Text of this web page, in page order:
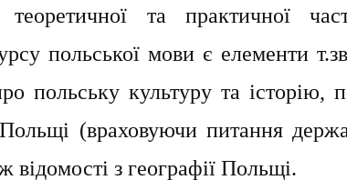
та практичної
польської мови є елементи
польську культуру та історію,
Польщі (враховуючи питання
відомості з географії Польщі.